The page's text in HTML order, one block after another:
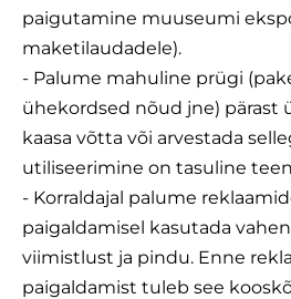
paigutamine muuseumi
maketilaudadele).
- Palume mahuline prügi
ühekordsed nõud jne) pärast
kaasa võtta või arvestada
utiliseerimine on tasuline
- Korraldajal palume
paigaldamisel kasutada
viimistlust ja pindu. Enne
paigaldamist tuleb see